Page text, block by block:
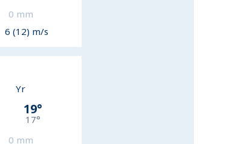
0 mm
6 (12) m/s
Yr
19°
17°
0 mm